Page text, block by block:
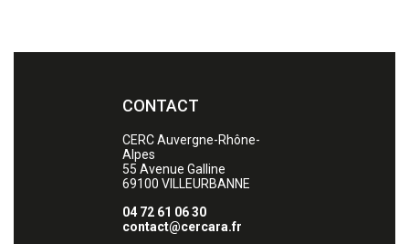
CONTACT
CERC Auvergne-Rhône-
Alpes
55 Avenue Galline
69100 VILLEURBANNE
04 72 61 06 30
contact@cercara.fr